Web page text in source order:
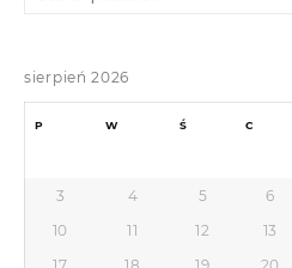
sierpień 2026
P W Ś C
3
4 5 6
10
11 12 13